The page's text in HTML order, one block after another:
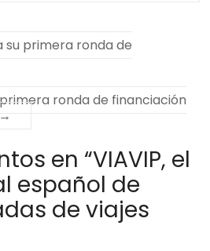
su primera ronda de
primera ronda de financiación
→
en “VIAVIP, el
español de
de viajes